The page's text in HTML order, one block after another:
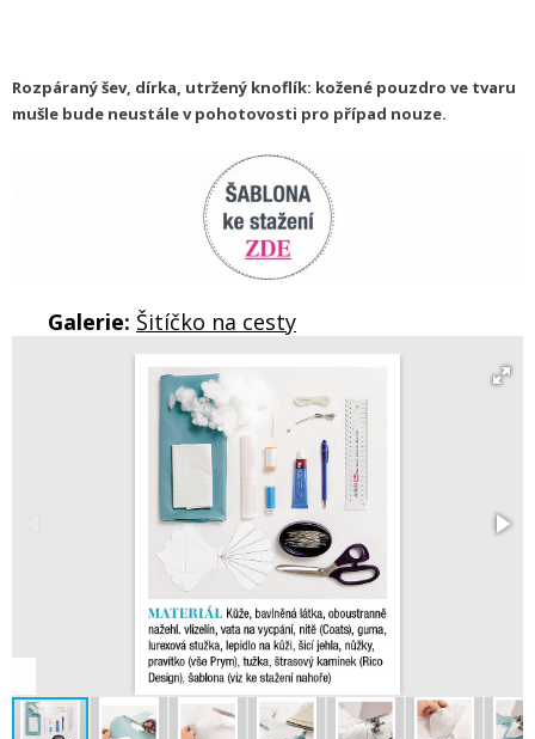
Rozpáraný šev, dírka, utržený knoflík: kožené pouzdro ve tvaru
mušle bude neustále v pohotovosti pro případ nouze.
Galerie: Šitíčko na cesty